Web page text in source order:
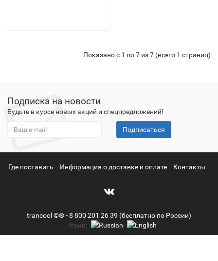
Показано с 1 по 7 из 7 (всего 1 страниц)
Подписка на новости
Будьте в курсе новых акций и спецпредложений!
Подписаться
Где поставить Информация о доставке и оплате Контакты
trancool ©® - 8 800 201 26 39 (бесплатно по России)
Язык: